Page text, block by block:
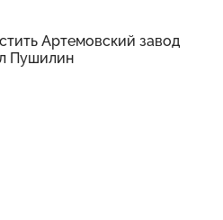
Артемовский завод
Пушилин